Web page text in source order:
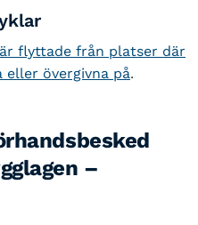
flyttade från platser där
övergivna på.
–